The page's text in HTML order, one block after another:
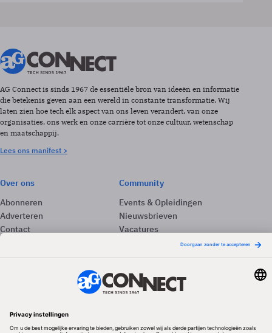
AG Connect is sinds 1967 de essentiële bron van ideeën en informatie
die betekenis geven aan een wereld in constante transformatie. Wij
laten zien hoe tech elk aspect van ons leven verandert, van onze
organisaties, ons werk en onze carrière tot onze cultuur, wetenschap
en maatschappij.
Lees ons manifest >
Over ons
Abonneren
Adverteren
Contact
Community
Events & Opleidingen
Nieuwsbrieven
Vacatures